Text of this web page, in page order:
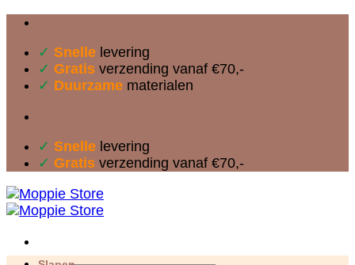
inhoud
✓ Snelle levering
✓ Gratis verzending vanaf €70,-
✓ Duurzame materialen
✓ Snelle levering
✓ Gratis verzending vanaf €70,-